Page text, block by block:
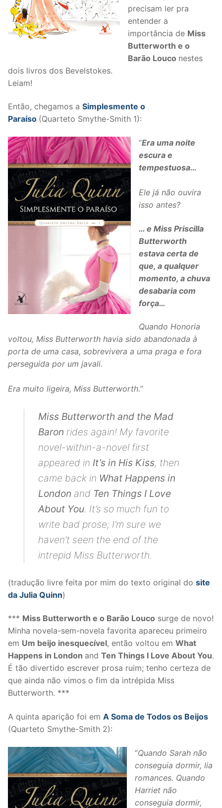
precisam ler pra
entender a
importância de Miss
Butterworth e o
Barão Louco nestes
dois livros dos Bevelstokes.
Leiam!
Então, chegamos a Simplesmente o
Paraíso (Quarteto Smythe-Smith 1):
“Era uma noite
escura e
tempestuosa…
Ele já não ouvira
isso antes?
… e Miss Priscilla
Butterworth
estava certa de
que, a qualquer
momento, a chuva
desabaria com
força…
Quando Honoria
voltou, Miss Butterworth havia sido abandonada à
porta de uma casa, sobrevivera a uma praga e fora
perseguida por um javali.
Era muito ligeira, Miss Butterworth.”
Miss Butterworth and the Mad
Baron rides again! My favorite
novel-within-a-novel first
appeared in It’s in His Kiss, then
came back in What Happens in
Londonand Ten Things I Love
About You. It’s so much fun to
write bad prose; I’m sure we
haven’t seen the end of the
intrepid Miss Butterworth.
(tradução livre feita por mim do texto original do site
da Julia Quinn)
*** Miss Butterworth e o Barão Louco surge de novo!
Minha novela-sem-novela favorita apareceu primeiro
em Um beijo inesquecível, então voltou em What
Happens in London and Ten Things I Love About You.
É tão divertido escrever prosa ruim; tenho certeza de
que ainda não vimos o fim da intrépida Miss
Butterworth. ***
A quinta aparição foi em A Soma de Todos os Beijos
(Quarteto Smythe-Smith 2):
“Quando Sarah não
conseguia dormir, lia
romances. Quando
Harriet não
conseguia dormir,